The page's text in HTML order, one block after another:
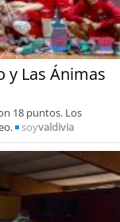
y Las Ánimas
18 puntos. Los
soyvaldivia